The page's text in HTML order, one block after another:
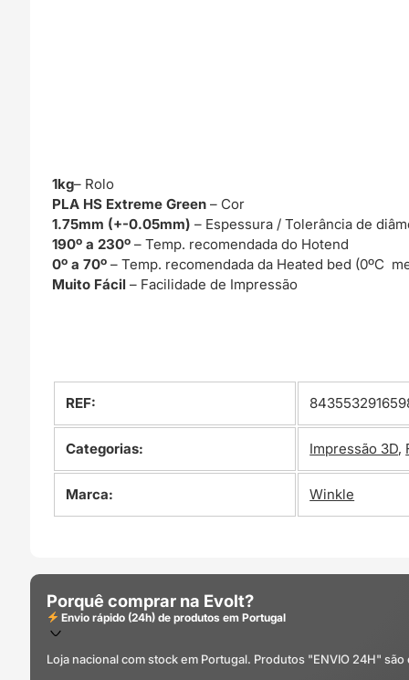
1kg– Rolo
PLA HS Extreme Green– Cor
1.75mm (+-0.05mm) – Espessura / Tolerância de
190º a 230º – Temp. recomendada do Hotend
0º a 70º – Temp. recomendada da Heated bed (0ºC
Muito Fácil– Facilidade de Impressão
REF:
Categorias: Impressão 3D,
Marca: Winkle
Porquê comprar na Evolt?
Envio rápido (24h) de produtos em Portugal
Loja nacional com stock em Portugal. Produtos "ENVIO 24H"